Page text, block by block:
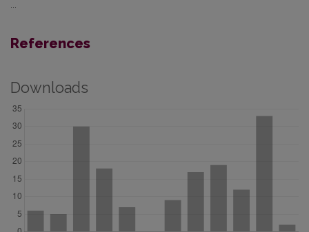
References
Downloads